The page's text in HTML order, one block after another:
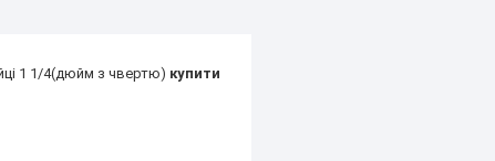
1 1/4(дюйм з чвертю) купити